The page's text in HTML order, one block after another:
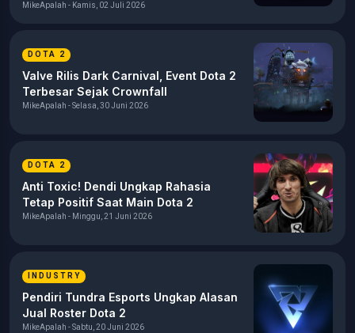
MikeApalah - Kamis, 02 Juli 2026
DOTA 2
Valve Rilis Dark Carnival, Event Dota 2
Terbesar Sejak Crownfall
MikeApalah - Selasa, 30 Juni 2026
DOTA 2
Anti Toxic! Dendi Ungkap Rahasia
Tetap Positif Saat Main Dota 2
MikeApalah - Minggu, 21 Juni 2026
INDUSTRY
Pendiri Tundra Esports Ungkap Alasan
Jual Roster Dota 2
MikeApalah - Sabtu, 20 Juni 2026